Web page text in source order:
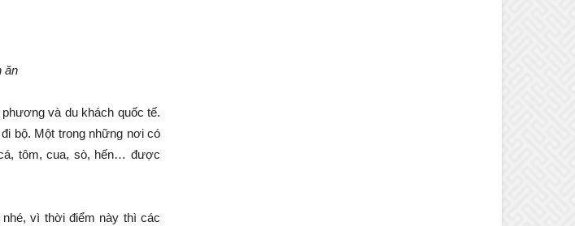
ăn
và du khách quốc tế.
bộ. Một trong những nơi có
tôm, cua, sò, hến… được
vì thời điểm này thì các